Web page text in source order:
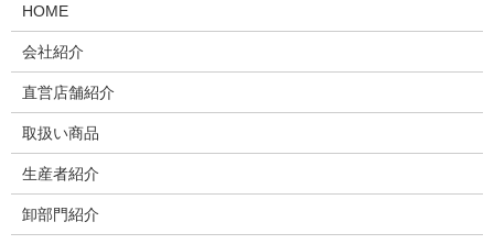
HOME
会社紹介
直営店舗紹介
取扱い商品
生産者紹介
卸部門紹介